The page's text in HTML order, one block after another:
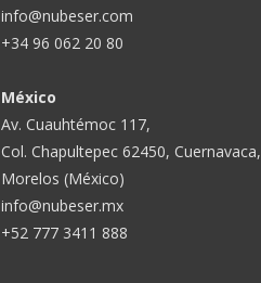
info@nubeser.com
+34 96 062 20 80
México
Av. Cuauhtémoc 117,
Col. Chapultepec 62450, Cuernavaca,
Morelos (México)
info@nubeser.mx
+52 777 3411 888